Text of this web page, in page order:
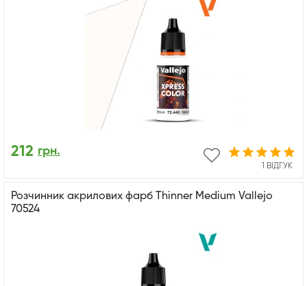
1 ВІДГУК
212 грн.
Розчинник акрилових фарб Thinner Medium Vallejo
70524